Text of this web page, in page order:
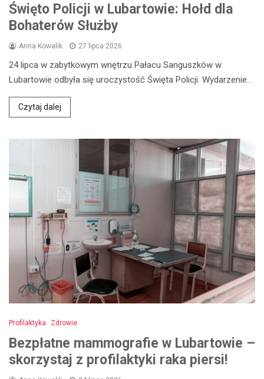
Święto Policji w Lubartowie: Hołd dla
Bohaterów Służby
Anna Kowalik 27 lipca 2026
24 lipca w zabytkowym wnętrzu Pałacu Sanguszków w
Lubartowie odbyła się uroczystość Święta Policji. Wydarzenie…
Czytaj dalej
Profilaktyka Zdrowie
Bezpłatne mammografie w Lubartowie –
skorzystaj z profilaktyki raka piersi!